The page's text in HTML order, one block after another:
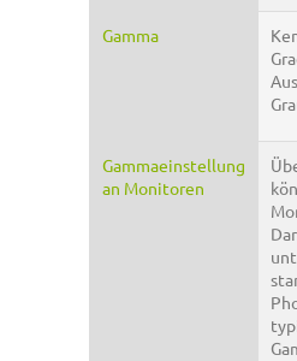
Gamma
Gammaeinstellung
an Monitoren